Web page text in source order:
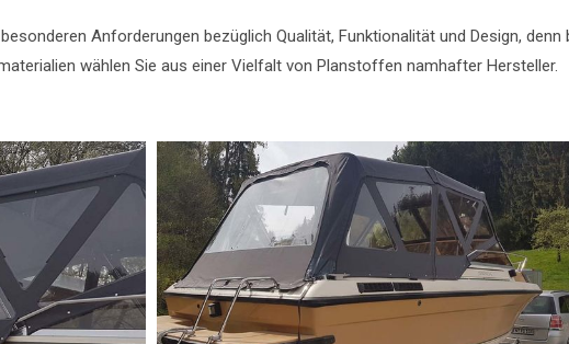
Anforderungen bezüglich Qualität, Funktionalität und Design,
wählen Sie aus einer Vielfalt von Planstoffen namhafter Hersteller.